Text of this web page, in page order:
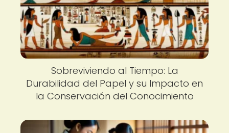
Sobreviviendo al Tiempo: La
Durabilidad del Papel y su Impacto en
la Conservación del Conocimiento